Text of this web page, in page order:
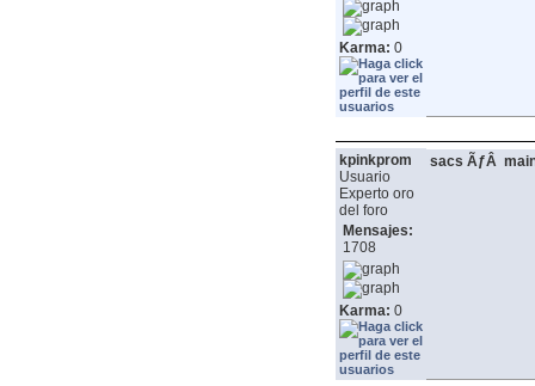
Karma: 0
kpinkprom
Usuario
Experto oro
del foro
Mensajes:
1708
Karma: 0
sacs ÃƒÂ